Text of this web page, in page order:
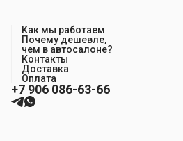
Как мы работаем
Почему дешевле,
чем в автосалоне?
Контакты
Доставка
Оплата
+7 906 086-63-66